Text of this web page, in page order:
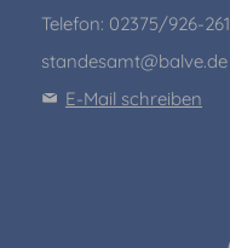
Telefon: 02375/926-261
standesamt@balve.de
E-Mail schreiben